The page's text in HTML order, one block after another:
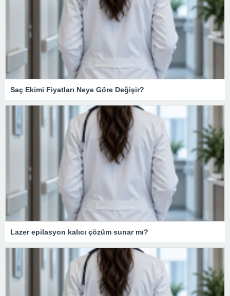
Saç Ekimi Fiyatları Neye Göre Değişir?
Lazer epilasyon kalıcı çözüm sunar mı?